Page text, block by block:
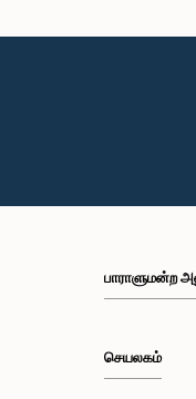
பாராளுமன்ற
செயலகம்